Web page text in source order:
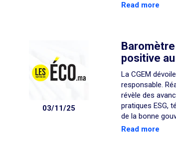
Read more
positive
La CGEM
responsable.
révèle des
pratiques ESG,
de la bonne
Read more
03/11/25